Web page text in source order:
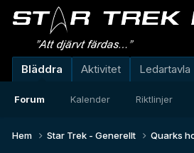
Bläddra
Forum Kalender Riktlinjer
Aktivitet Ledartavla
Hem Star Trek - Generellt Quarks